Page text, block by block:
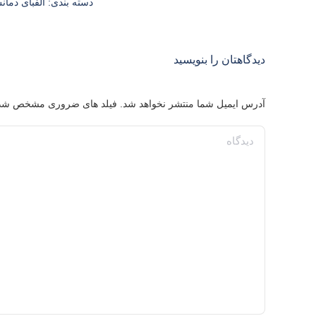
دیدگاهتان را بنویسید
آدرس ایمیل شما منتشر نخواهد شد. فیلد های ضروری مشخص
دیدگاه